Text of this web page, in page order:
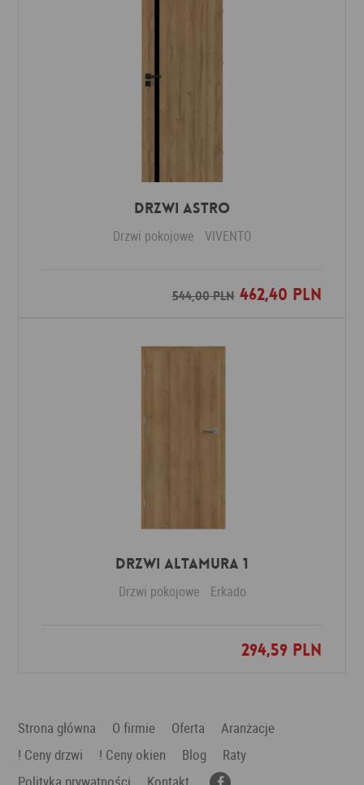
Drzwi ASTRO
Drzwi pokojowe VIVENTO
544,00 PLN462,40 PLN
Dodaj do ulubionych
Drzwi Altamura 1
Drzwi pokojowe Erkado
294,59 PLN
Dodaj do ulubionych
Strona główna O firmie Oferta
Aranżacje
! Ceny drzwi
! Ceny okien Blog
Raty
Polityka prywatności
Kontakt